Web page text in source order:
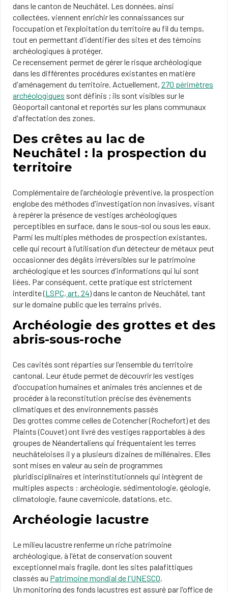
dans le canton de Neuchâtel. Les données, ainsi
collectées, viennent enrichir les connaissances sur
l'occupation et l'exploitation du territoire au fil du temps,
tout en permettant d'identifier des sites et des témoins
archéologiques à protéger.
Ce recensement permet de gérer le risque archéologique
dans les différentes procédures existantes en matière
d'aménagement du territoire. Actuellement, 270 périmètres
archéologiques sont définis ; ils sont visibles sur le
Géoportail cantonal et reportés sur les plans communaux
d'affectation des zones.
Des crêtes au lac de
Neuchâtel : la prospection du
territoire
Complémentaire de l’archéologie préventive, la prospection
englobe des méthodes d'investigation non invasives, visant
à repérer la présence de vestiges archéologiques
perceptibles en surface, dans le sous-sol ou sous les eaux.
Parmi les multiples méthodes de prospection existantes,
celle qui recourt à l’utilisation d’un détecteur de métaux peut
occasionner des dégâts irréversibles sur le patrimoine
archéologique et les sources d'informations qui lui sont
liées. Par conséquent, cette pratique est strictement
interdite (LSPC, art. 24) dans le canton de Neuchâtel, tant
sur le domaine public que les terrains privés.
Archéologie des grottes et des
abris-sous-roche
Ces cavités sont réparties sur l'ensemble du territoire
cantonal. Leur étude permet de découvrir les vestiges
d'occupation humaines et animales très anciennes et de
procéder à la reconstitution précise des évènements
climatiques et des environnements passés
Des grottes comme celles de Cotencher (Rochefort) et des
Plaints (Couvet) ont livré des vestiges rapportables à des
groupes de Néandertaliens qui fréquentaient les terres
neuchâteloises il y a plusieurs dizaines de millénaires. Elles
sont mises en valeur au sein de programmes
pluridisciplinaires et interinstitutionnels qui intègrent de
multiples aspects : archéologie, sédimentologie, géologie,
climatologie, faune cavernicole, datations, etc.
Archéologie lacustre
Le milieu lacustre renferme un riche patrimoine
archéologique, à l'état de conservation souvent
exceptionnel mais fragile, dont les sites palafittiques
classés au Patrimoine mondial de l'UNESCO.
Un monitoring des fonds lacustres est assuré par l'office de